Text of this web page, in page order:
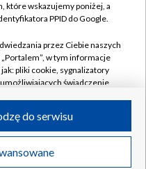
S.A. w likwidacji
które wskazujemy poniżej, a
PPID do Google.
przez Ciebie naszych
w tym informacje
pliki cookie, sygnalizatory
świadczenie
przez Ciebie
jak adresy IP, identyfikatory
do serwisu